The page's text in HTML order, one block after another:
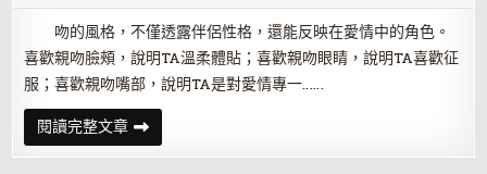
吻的風格，不僅透露伴侶性格，還能反映在愛情中的角色。
喜歡親吻臉頰，說明TA溫柔體貼；喜歡親吻眼睛，說明TA喜歡征
服；喜歡親吻嘴部，說明TA是對愛情專一……
閱讀完整文章吻
一
下